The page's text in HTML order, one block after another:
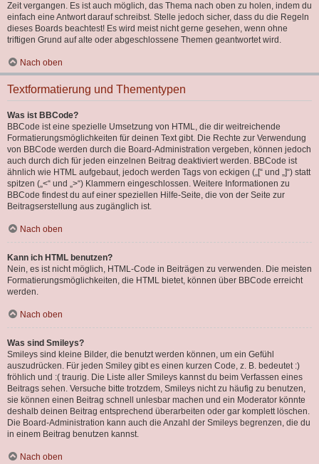
Zeit vergangen. Es ist auch möglich, das Thema nach oben zu holen, indem du
einfach eine Antwort darauf schreibst. Stelle jedoch sicher, dass du die Regeln
dieses Boards beachtest! Es wird meist nicht gerne gesehen, wenn ohne
triftigen Grund auf alte oder abgeschlossene Themen geantwortet wird.
Nach oben
Textformatierung und Thementypen
Was ist BBCode?
BBCode ist eine spezielle Umsetzung von HTML, die dir weitreichende
Formatierungsmöglichkeiten für deinen Text gibt. Die Rechte zur Verwendung
von BBCode werden durch die Board-Administration vergeben, können jedoch
auch durch dich für jeden einzelnen Beitrag deaktiviert werden. BBCode ist
ähnlich wie HTML aufgebaut, jedoch werden Tags von eckigen („[“ und „]“) statt
spitzen („<“ und „>“) Klammern eingeschlossen. Weitere Informationen zu
BBCode findest du auf einer speziellen Hilfe-Seite, die von der Seite zur
Beitragserstellung aus zugänglich ist.
Nach oben
Kann ich HTML benutzen?
Nein, es ist nicht möglich, HTML-Code in Beiträgen zu verwenden. Die meisten
Formatierungsmöglichkeiten, die HTML bietet, können über BBCode erreicht
werden.
Nach oben
Was sind Smileys?
Smileys sind kleine Bilder, die benutzt werden können, um ein Gefühl
auszudrücken. Für jeden Smiley gibt es einen kurzen Code, z. B. bedeutet :)
fröhlich und :( traurig. Die Liste aller Smileys kannst du beim Verfassen eines
Beitrags sehen. Versuche bitte trotzdem, Smileys nicht zu häufig zu benutzen,
sie können einen Beitrag schnell unlesbar machen und ein Moderator könnte
deshalb deinen Beitrag entsprechend überarbeiten oder gar komplett löschen.
Die Board-Administration kann auch die Anzahl der Smileys begrenzen, die du
in einem Beitrag benutzen kannst.
Nach oben